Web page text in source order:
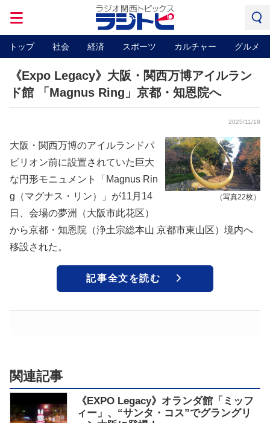
トップ 社会 経済 スポーツ カルチャー グルメ
《Expo Legacy》大阪・関西万博アイルラン
ド館 「Magnus Ring」京都・知恩院へ
2025/11/18
（写真22枚）
大阪・関西万博のアイルランドパ
ビリオン前に設置されていた巨大
な円形モニュメント「Magnus Rin
g（マグナス・リン）」が11月14
日、会場の夢洲（大阪市此花区）
から京都・知恩院（浄土宗総本山 京都市東山区）境内へ
移設された。
記事全文を読む
関連記事
《EXPO Legacy》オランダ館「ミッフ
ィー」、“サンタ・コス”でグラングリ